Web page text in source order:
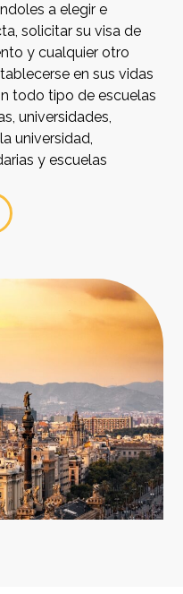
a elegir e
solicitar su visa de
y cualquier otro
en sus vidas
todo tipo de escuelas
universidades,
universidad,
y escuelas